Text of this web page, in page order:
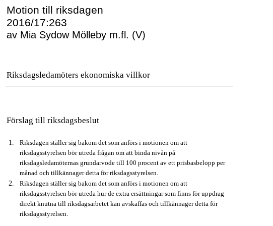
Motion till riksdagen
2016/17:263
av Mia Sydow Mölleby m.fl. (V)
Riksdagsledamöters ekonomiska villkor
Förslag till riksdagsbeslut
Riksdagen ställer sig bakom det som anförs i motionen om att
riksdagsstyrelsen bör utreda frågan om att binda nivån på
riksdagsledamöternas grundarvode till 100 procent av ett prisbasbelopp per
månad och tillkännager detta för riksdagsstyrelsen.
Riksdagen ställer sig bakom det som anförs i motionen om att
riksdagsstyrelsen bör utreda hur de extra ersättningar som finns för uppdrag
direkt knutna till riksdagsarbetet kan avskaffas och tillkännager detta för
riksdagsstyrelsen.